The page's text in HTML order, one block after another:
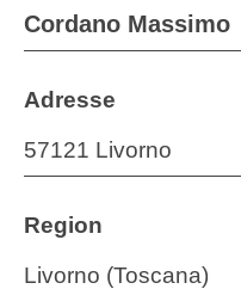
Cordano Massimo
Adresse
57121 Livorno
Region
Livorno (Toscana)